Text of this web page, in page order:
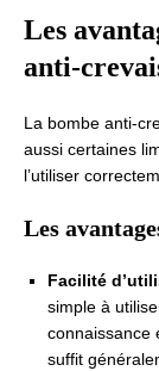
Les
anti-
La bombe anti-
aussi certaines
l’utiliser
Les
Facilité
simple à
connaissance
suffit